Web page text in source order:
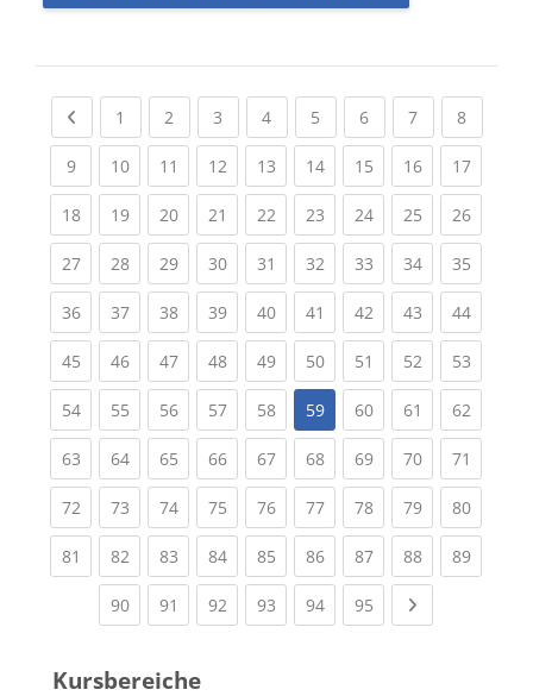
Previous page
1 (current)
2 (current)
3 (current)
4(current)
5 (current)
6(current)
7(current)
8(current)
9(current)
10(current)
11 (current)
12(current)
13(current)
14(current)
15(current)
16(current)
17
18(current)
19(current)
20(current)
21 (current)
22(current)
23(current)
24(current)
25(current)
26
27(current)
28(current)
29(current)
30(current)
31 (current)
32(current)
33(current)
34(current)
35
36(current)
37(current)
38(current)
39(current)
40(current)
41 (current)
42(current)
43(current)
44
45(current)
46(current)
47(current)
48(current)
49(current)
50(current)
51 (current)
52(current)
53
54(current)
55(current)
56(current)
57(current)
58(current)
59 60(current)
61 (current)
62
63(current)
64(current)
65(current)
66(current)
67(current)
68(current)
69(current)
70(current)
71
72(current)
73(current)
74(current)
75(current)
76(current)
77(current)
78(current)
79(current)
80
81 (current)
82(current)
83(current)
84(current)
85(current)
86(current)
87(current)
88(current)
89
90(current)
91 (current)
92(current)
93(current)
94(current)
95(current)
Kursbereiche